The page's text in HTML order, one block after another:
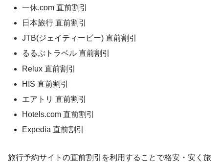
一休.com 直前割引
日本旅行 直前割引
JTB(ジェイティービー) 直前割引
るるぶトラベル 直前割引
Relux 直前割引
HIS 直前割引
エアトリ 直前割引
Hotels.com 直前割引
Expedia 直前割引
旅行予約サイトの直前割引を利用することで格安・安く旅